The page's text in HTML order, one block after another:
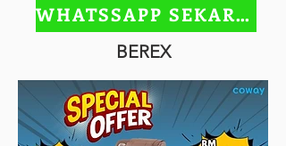
WHATSSAPP SEKARANG
BEREX